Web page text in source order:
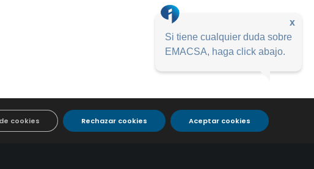
Aceptar cookies
Rechazar cookies
cookies
x
Si tiene cualquier duda sobre
EMACSA, haga click abajo.